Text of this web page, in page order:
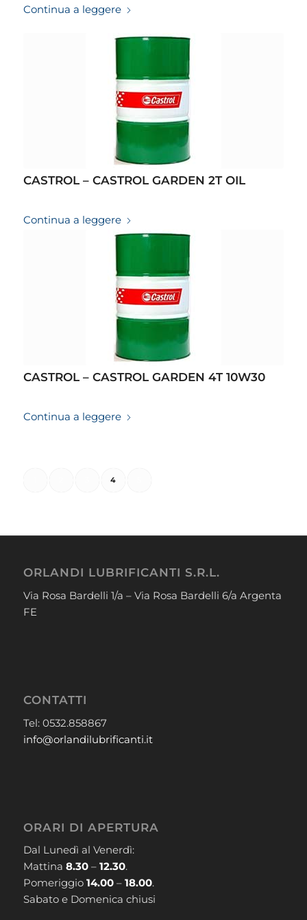
Continua a leggere
CASTROL – CASTROL GARDEN 2T OIL
Continua a leggere
CASTROL – CASTROL GARDEN 4T 10W30
Continua a leggere
4
ORLANDI LUBRIFICANTI S.R.L.
Via Rosa Bardelli 1/a – Via Rosa Bardelli 6/a Argenta
FE
CONTATTI
Tel: 0532.858867
info@orlandilubrificanti.it
ORARI DI APERTURA
Dal Lunedì al Venerdì:
Mattina 8.30– 12.30.
Pomeriggio 14.00– 18.00.
Sabato e Domenica chiusi